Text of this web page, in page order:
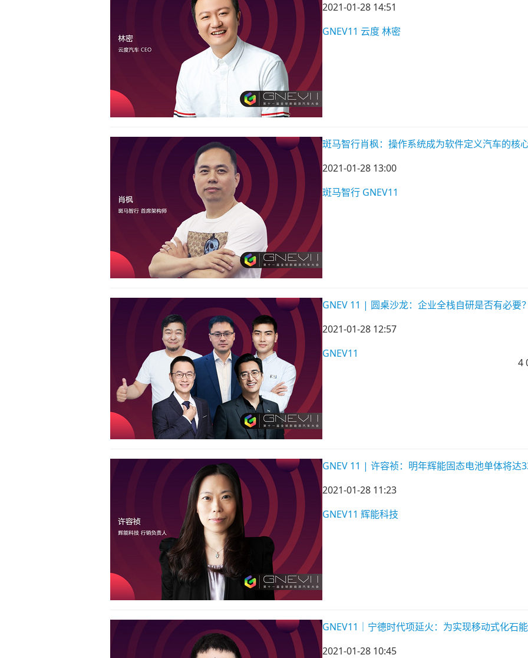
2021-01-28 14:51
GNEV11 云度林密
斑马智行肖枫：操作系统成为软件定义汽车的核
2021-01-28 13:00
斑马智行 GNEV11
GNEV 11 | 圆桌沙龙：企业全栈自研是否有必要
2021-01-28 12:57
GNEV11
4
GNEV 11 | 许容祯：明年辉能固态电池单体将达
2021-01-28 11:23
GNEV11 辉能科技
GNEV11｜宁德时代项延火：为实现移动式化石
2021-01-28 10:45